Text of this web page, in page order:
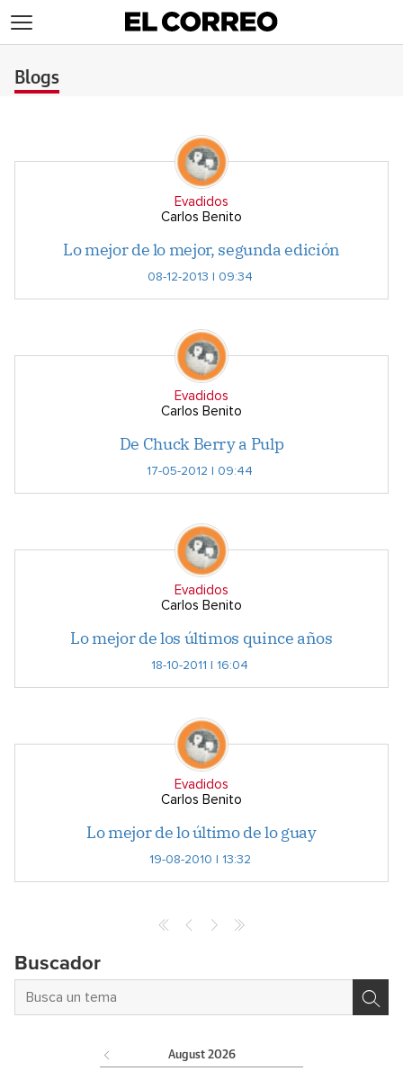
Blogs
Evadidos
Carlos Benito
Lo mejor de lo mejor, segunda edición
08-12-2013 | 09:34
Evadidos
Carlos Benito
De Chuck Berry a Pulp
17-05-2012 | 09:44
Evadidos
Carlos Benito
Lo mejor de los últimos quince años
18-10-2011 | 16:04
Evadidos
Carlos Benito
Lo mejor de lo último de lo guay
19-08-2010 | 13:32
Buscador
August 2026